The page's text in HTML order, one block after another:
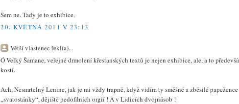
Sem ne. Tady je to exhibice.
20. KVĚTNA 2011 V 23:13
Větší vlastenec řekl(a)...
Ó Velký Šamane, veřejné drmolení křesťanských textů je nejen exhibice, ale, a to
kostí.
Ach, Nesmrtelný Lenine, jak je mi vždy trapně, když vidím ty směšné a zběsilé
„svatostánky“, dějiště pedofilních orgií ! A v Lidicích dvojnásob !